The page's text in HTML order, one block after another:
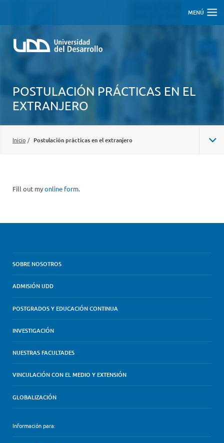
MENÚ
POSTULACIÓN PRÁCTICAS EN EL
EXTRANJERO
Inicio / Postulación prácticas en el extranjero
Fill out myonline form.
SOBRE NOSOTROS
ADMISIÓN UDD
POSTGRADOS Y EDUCACIÓN CONTINUA
INVESTIGACIÓN
NUESTRAS FACULTADES
VINCULACIÓN CON EL MEDIO Y EXTENSIÓN
GLOBALIZACIÓN
Información para: